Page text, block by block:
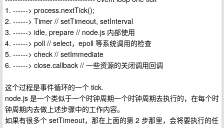
1. ------> process.nextTick();
2. ------> Timer // setTimeout, setInterval
3. ------> idle, prepare // node.js 内部使用
4. ------> poll // select，epoll 等系统调用的检查
5. ------> check // setImmediate
6. ------> close.callback // 一些资源的关闭调用回调
这个过程是事件循环的一个 tick.
node.js 是一个类似于一个时钟周期一个时钟周期去执行的，在每个时
钟周期内去做上述步骤中的工作内容。
如果有很多个 setTimeout，那在上面的第 2 步那里，会将要执行的任